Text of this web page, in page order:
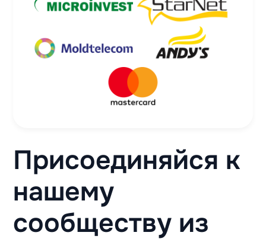
Присоединяйся к
нашему
сообществу из